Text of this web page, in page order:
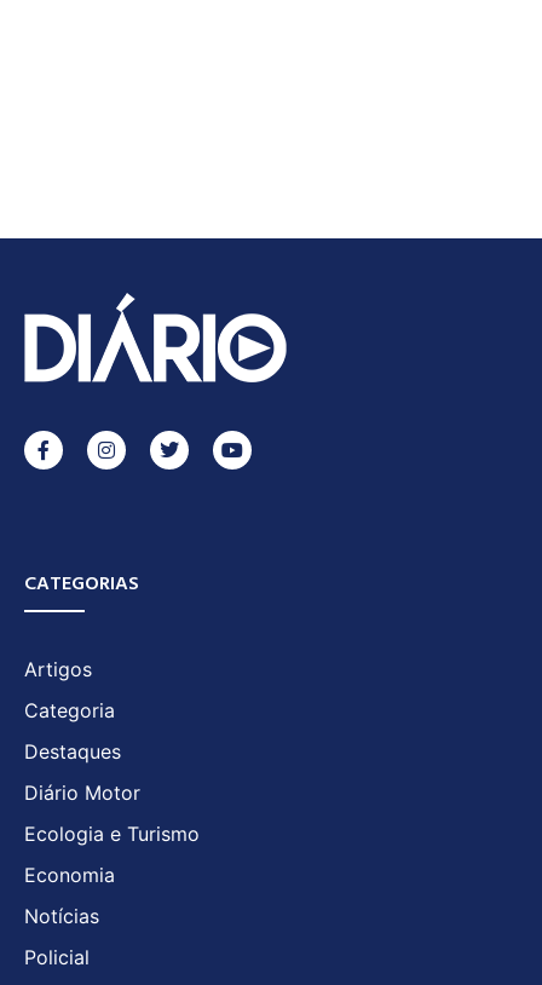
CATEGORIAS
Artigos
Categoria
Destaques
Diário Motor
Ecologia e Turismo
Economia
Notícias
Policial